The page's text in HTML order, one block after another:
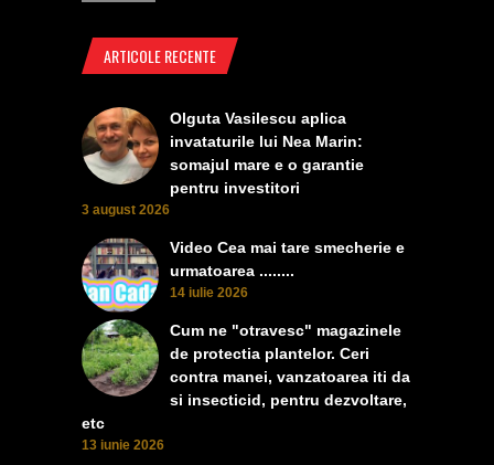
ARTICOLE RECENTE
Olguta Vasilescu aplica
invataturile lui Nea Marin:
somajul mare e o garantie
pentru investitori
3 august 2026
Video Cea mai tare smecherie e
urmatoarea ........
14 iulie 2026
Cum ne "otravesc" magazinele
de protectia plantelor. Ceri
contra manei, vanzatoarea iti da
si insecticid, pentru dezvoltare,
etc
13 iunie 2026